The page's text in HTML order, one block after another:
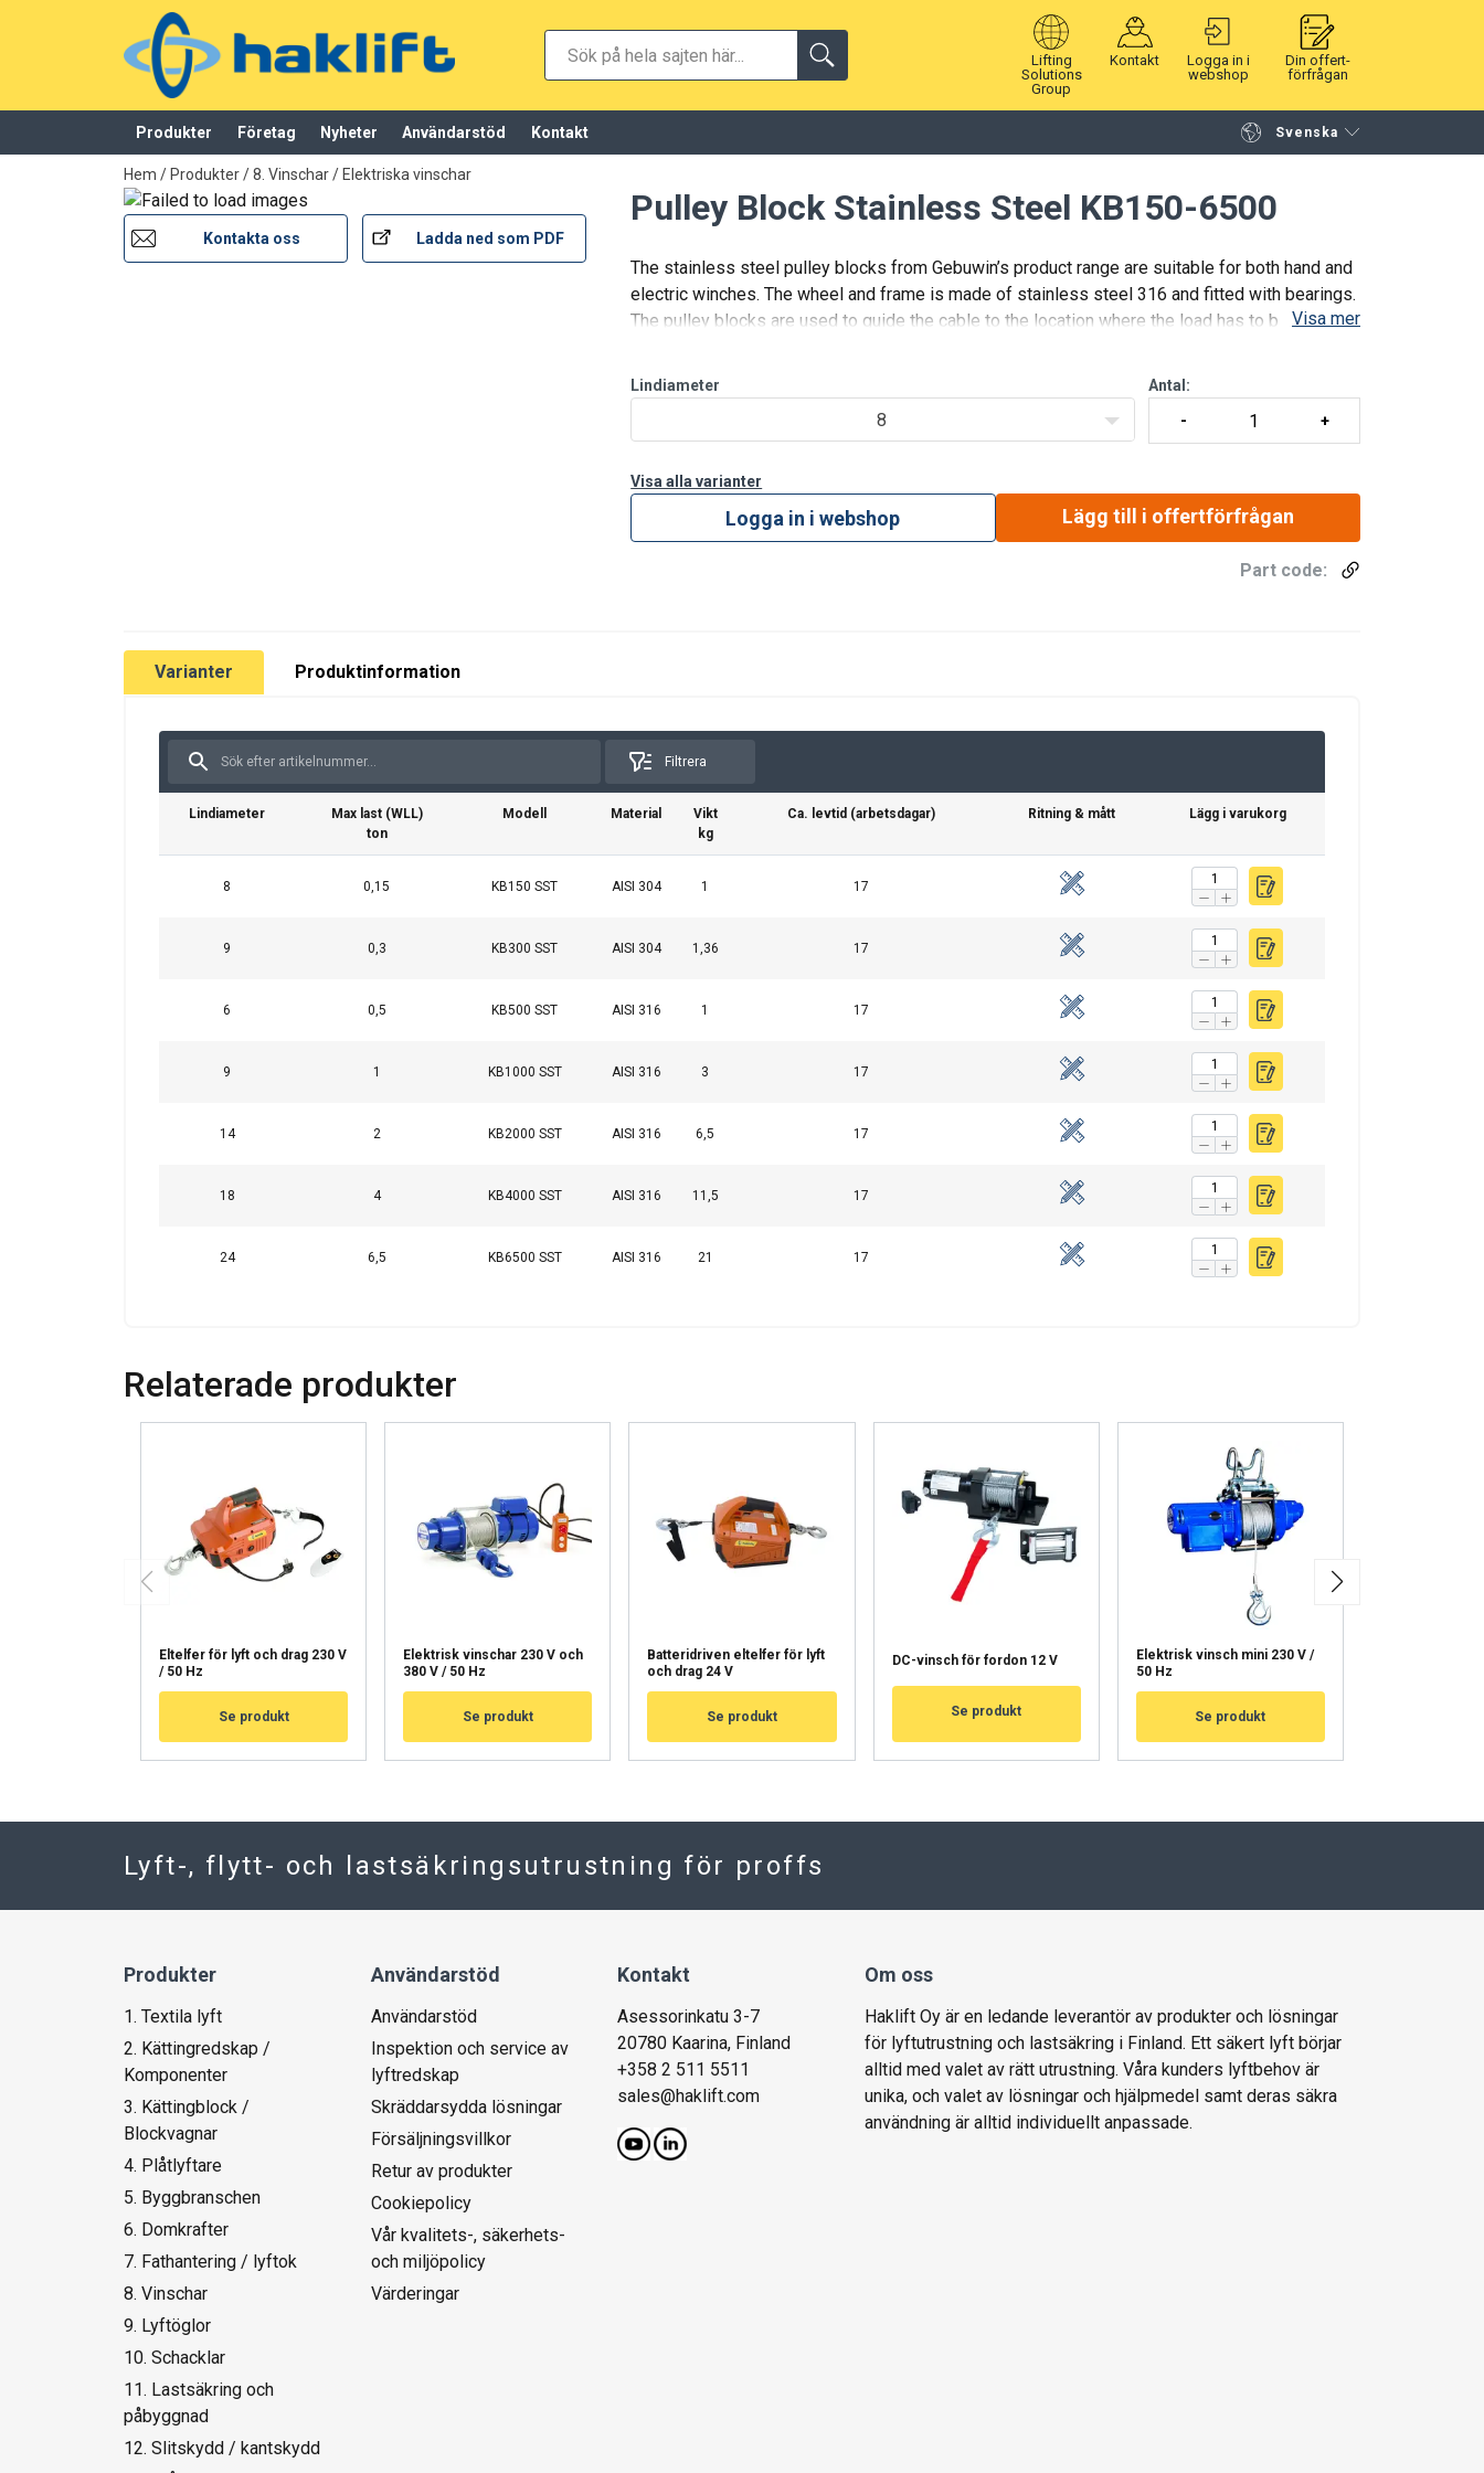
Lifting
Solutions
Group
Kontakt
Logga in i
webshop
Din offert-
förfrågan
Produkter Företag Nyheter Användarstöd Kontakt Svenska
tillagd i varukorg Fortsätt handla Gå till kassan
Hem / Produkter/8. Vinschar/ Elektriska vinschar
Pulley Block Stainless Steel KB150-6500
Kontakta oss Ladda ned som PDF
The stainless steel pulley blocks from Gebuwin’s product range are suitable for both hand and
electric winches. The wheel and frame is made of stainless steel 316 and fitted with bearings.
The pulley blocks are used to guide the cable to the location where the load has to be moved.
Visa mer
Lindiameter
8
Antal:
Visa alla varianter
Logga in i webshop Lägg till i offertförfrågan
Part code:
Varianter Produktinformation
Filtrera
Lindiameter
Max last (WLL)
ton
Modell Material
Vikt
kg
Ca. levtid (arbetsdagar) Ritning & mått Lägg i varukorg
8 0,15 KB150 SST AISI 304 1 17
9 0,3 KB300 SST AISI 304 1,36 17
6 0,5 KB500 SST AISI 316 1 17
9 1 KB1000 SST AISI 316 3 17
14 2 KB2000 SST AISI 316 6,5 17
18 4 KB4000 SST AISI 316 11,5 17
24 6,5 KB6500 SST AISI 316 21 17
Relaterade produkter
Eltelfer för lyft och drag 230 V
/ 50 Hz
Se produkt
Elektrisk vinschar 230 V och
380 V / 50 Hz
Se produkt
Batteridriven eltelfer för lyft
och drag 24 V
Se produkt
DC-vinsch för fordon 12 V
Se produkt
Elektrisk vinsch mini 230 V /
50 Hz
Se produkt
Lyft-, flytt- och lastsäkringsutrustning för proffs
Produkter
1. Textila lyft
2. Kättingredskap /
Komponenter
3. Kättingblock /
Blockvagnar
4. Plåtlyftare
5. Byggbranschen
6. Domkrafter
7. Fathantering / lyftok
8. Vinschar
9. Lyftöglor
10. Schacklar
11. Lastsäkring och
påbyggnad
12. Slitskydd / kantskydd
Användarstöd
Användarstöd
Inspektion och service av
lyftredskap
Skräddarsydda lösningar
Försäljningsvillkor
Retur av produkter
Cookiepolicy
Vår kvalitets-, säkerhets-
och miljöpolicy
Värderingar
Kontakt
Asessorinkatu 3-7
20780 Kaarina, Finland
+358 2 511 5511
sales@haklift.com
Om oss
Haklift Oy är en ledande leverantör av produkter och lösningar
för lyftutrustning och lastsäkring i Finland. Ett säkert lyft börjar
alltid med valet av rätt utrustning. Våra kunders lyftbehov är
unika, och valet av lösningar och hjälpmedel samt deras säkra
användning är alltid individuellt anpassade.
ENGLISH TRANSLATION
muihin tietoihin, jotka olet heille antanut tai joita he ovat keränneet käyttäessäsi palveluitaan.
Tietosuojakäytäntö
HYVÄKSY KAIKKI
Cookie Policy